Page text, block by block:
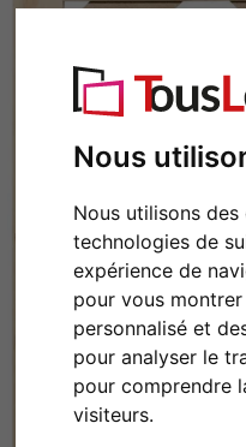
Nous
Nous utilisons
technologies de
expérience de
pour vous
personnalisé et
pour analyser le
pour comprendre
visiteurs.
Retour